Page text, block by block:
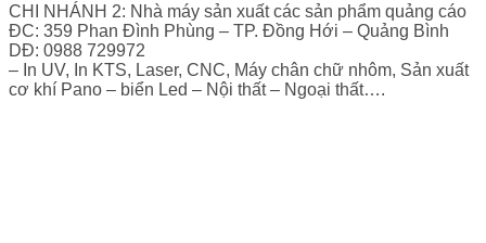
CHI NHÁNH 2: Nhà máy sản xuất các sản phẩm quảng cáo
ĐC: 359 Phan Đình Phùng – TP. Đồng Hới – Quảng Bình
DĐ: 0988 729972
– In UV, In KTS, Laser, CNC, Máy chân chữ nhôm, Sản xuất
cơ khí Pano – biển Led – Nội thất – Ngoại thất….